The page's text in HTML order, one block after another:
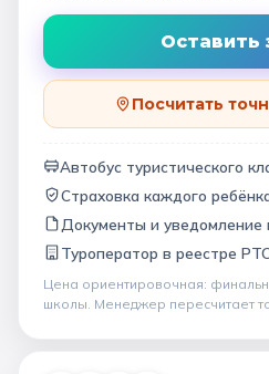
Оставить
Посчитать
Автобус туристического
Страховка каждого
Документы и
Туроператор в реестре
Цена ориентировочная:
школы . Менеджер пересчитает